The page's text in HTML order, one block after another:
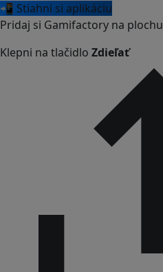
📲 Stiahni si aplikáciu
Pridaj si Gamifactory na plochu
Klepni na tlačidlo Zdieľať